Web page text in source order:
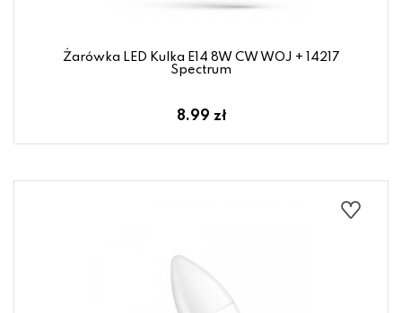
Żarówka LED Kulka E14 8W CW WOJ + 14217
Spectrum
8.99 zł